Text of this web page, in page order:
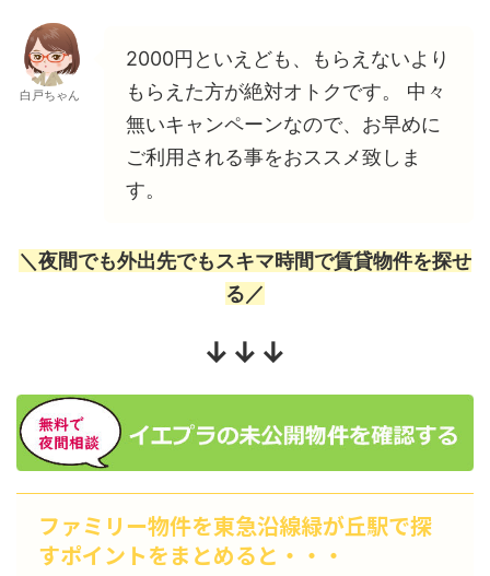
白戸ちゃん
2000円といえども、もらえないより
もらえた方が絶対オトクです。 中々
無いキャンペーンなので、お早めに
ご利用される事をおススメ致しま
す。
＼夜間でも外出先でもスキマ時間で賃貸物件を探せ
る／
↓↓↓
ファミリー物件を東急沿線緑が丘駅で探
すポイントをまとめると・・・